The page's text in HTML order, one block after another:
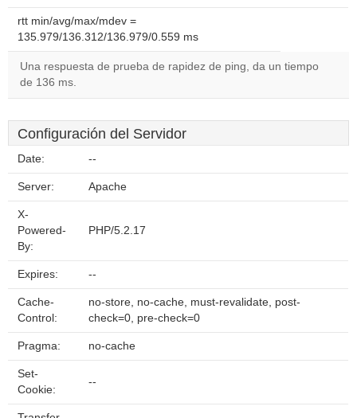
rtt min/avg/max/mdev =
135.979/136.312/136.979/0.559 ms
Una respuesta de prueba de rapidez de ping, da un tiempo
de 136 ms.
Configuración del Servidor
Date: --
Server: Apache
X-
Powered-
By:
PHP/5.2.17
Expires: --
Cache-
Control:
no-store, no-cache, must-revalidate, post-
check=0, pre-check=0
Pragma: no-cache
Set-
Cookie:
--